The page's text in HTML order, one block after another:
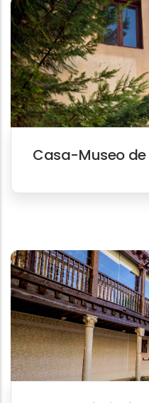
Casa-Museo